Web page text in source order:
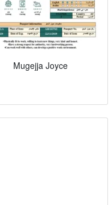
Mugejja Joyce